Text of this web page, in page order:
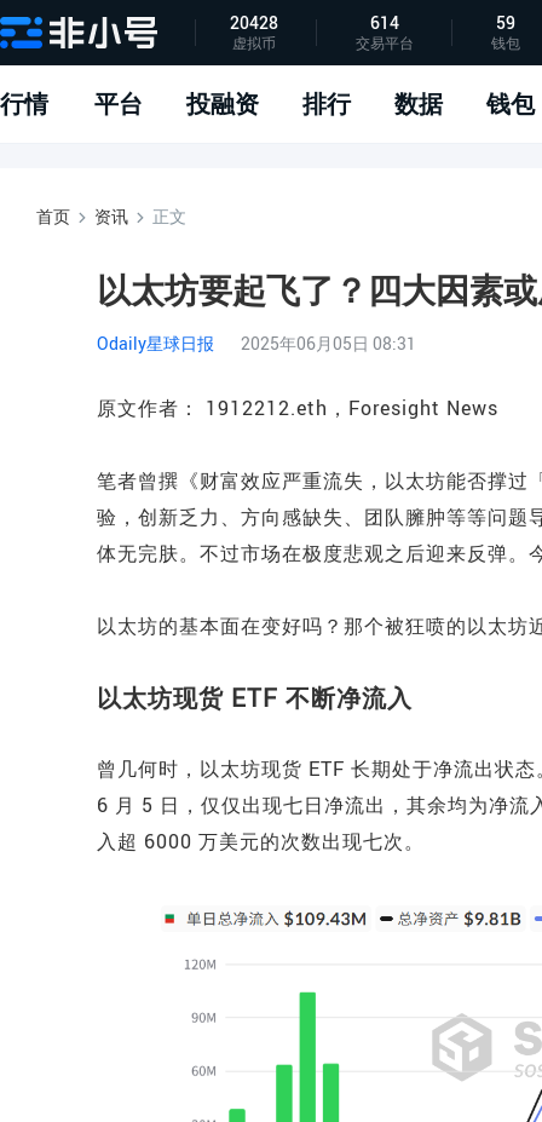
APP下载
指标说明
问题反馈
20428
虚拟币
614
交易平台
59
钱包
行情 平台 投融资 排行 数据 钱包
首页 资讯 正文
以太坊要起飞了？四大因素
Odaily星球日报 2025年06月05日 08:31
原文作者： 1912212.eth，Foresight News
笔者曾撰《财富效应严重流失，以太坊能否撑
验，创新乏力、方向感缺失、团队臃肿等等问
体无完肤。不过市场在极度悲观之后迎来反弹
以太坊的基本面在变好吗？那个被狂喷的以太坊
以太坊现货 ETF 不断净流入
曾几何时，以太坊现货 ETF 长期处于净流出状
6 月 5 日，仅仅出现七日净流出，其余均为净
入超 6000 万美元的次数出现七次。